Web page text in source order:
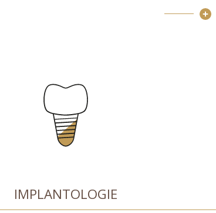
IMPLANTOLOGIE